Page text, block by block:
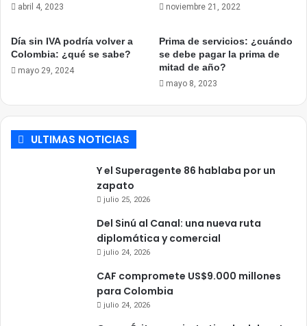
abril 4, 2023 noviembre 21, 2022
Día sin IVA podría volver a
Colombia: ¿qué se sabe?
mayo 29, 2024
Prima de servicios: ¿cuándo
se debe pagar la prima de
mitad de año?
mayo 8, 2023
ULTIMAS NOTICIAS
Y el Superagente 86 hablaba por un
zapato
julio 25, 2026
Del Sinú al Canal: una nueva ruta
diplomática y comercial
julio 24, 2026
CAF compromete US$9.000 millones
para Colombia
julio 24, 2026